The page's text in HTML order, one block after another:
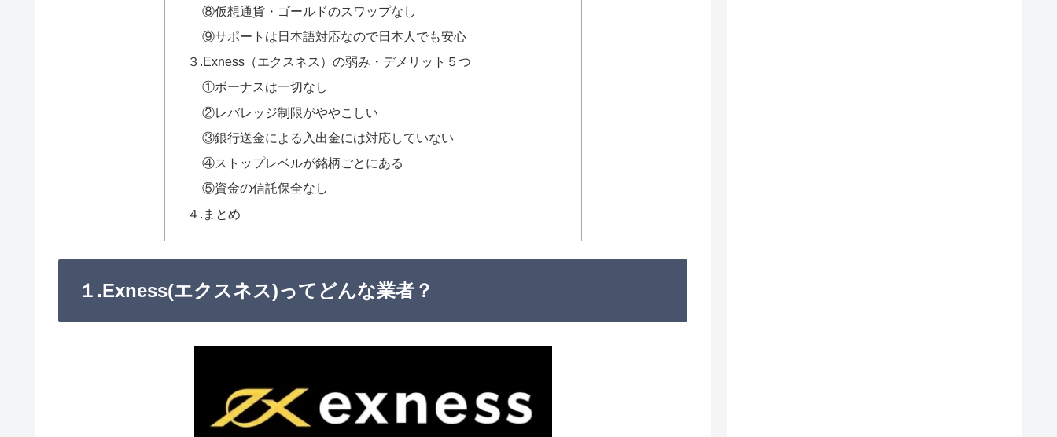
⑧仮想通貨・ゴールドのスワップなし
⑨サポートは日本語対応なので日本人でも安心
３.Exness（エクスネス）の弱み・デメリット５つ
①ボーナスは一切なし
②レバレッジ制限がややこしい
③銀行送金による入出金には対応していない
④ストップレベルが銘柄ごとにある
⑤資金の信託保全なし
４.まとめ
１.Exness(エクスネス)ってどんな業者？